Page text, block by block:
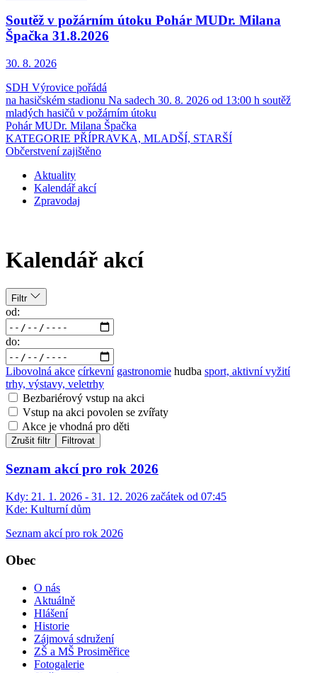
Soutěž v požárním útoku Pohár MUDr. Milana
Špačka 31.8.2026
30. 8. 2026
SDH Výrovice pořádá
na hasičském stadionu Na sadech 30. 8. 2026 od 13:00 h soutěž
mladých hasičů v požárním útoku
Pohár MUDr. Milana Špačka
KATEGORIE PŘÍPRAVKA, MLADŠÍ, STARŠÍ
Občerstvení zajištěno
Aktuality
Kalendář akcí
Zpravodaj
Kalendář akcí
Filtr
od:
do:
Libovolná akce církevní gastronomie hudba sport, aktivní vyžití
trhy, výstavy, veletrhy
Bezbariérový vstup na akci
Vstup na akci povolen se zvířaty
Akce je vhodná pro děti
Zrušit filtr Filtrovat
Seznam akcí pro rok 2026
Kdy: 21. 1. 2026 - 31. 12. 2026 začátek od 07:45
Kde: Kulturní dům
Seznam akcí pro rok 2026
Obec
O nás
Aktuálně
Hlášení
Historie
Zájmová sdružení
ZŠ a MŠ Prosiměřice
Fotogalerie